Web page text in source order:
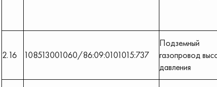
2.16 108513001060/86:09:0101015:737
Подземный
газопровод
давления